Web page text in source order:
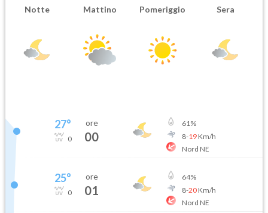
Notte Mattino Pomeriggio Sera
27°
0
ore
00
61%
8-19Km/h
Nord NE
25°
0
ore
01
64%
8-20Km/h
Nord NE